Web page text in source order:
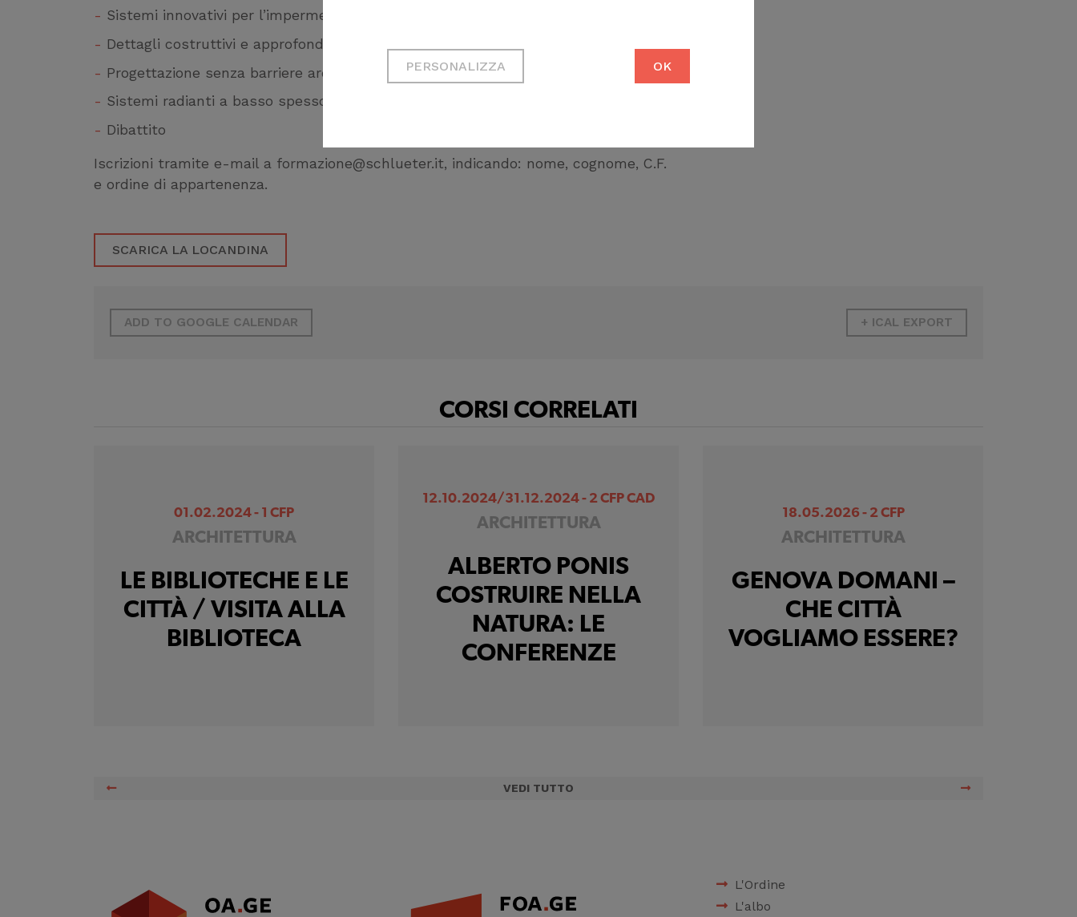
Necessari per permetterti di
fruire correttamente del sito
dati statistici su di te per
PERSONALIZZA OK
Sistemi innovativi per l’impermeabilizzazione in interno
Dettagli costruttivi e approfondimenti sui punti critici
Progettazione senza barriere architettoniche: sistemi doccia a filo pavimento
Sistemi radianti a basso spessore e sistemi di illuminazione LED
Dibattito
Iscrizioni tramite e-mail a formazione@schlueter.it, indicando: nome, cognome, C.F.
e ordine di appartenenza.
SCARICA LA LOCANDINA
ADD TO GOOGLE CALENDAR + ICAL EXPORT
CORSI CORRELATI
01.02.2024 - 1 CFP
ARCHITETTURA
LE BIBLIOTECHE E LE
CITTÀ / VISITA ALLA
BIBLIOTECA
12.10.2024/31.12.2024 - 2 CFP CAD
ARCHITETTURA
ALBERTO PONIS
COSTRUIRE NELLA
NATURA: LE
CONFERENZE
18.05.2026 - 2 CFP
ARCHITETTURA
GENOVA DOMANI –
CHE CITTÀ
VOGLIAMO ESSERE?
VEDI TUTTO
L'Ordine
L'albo